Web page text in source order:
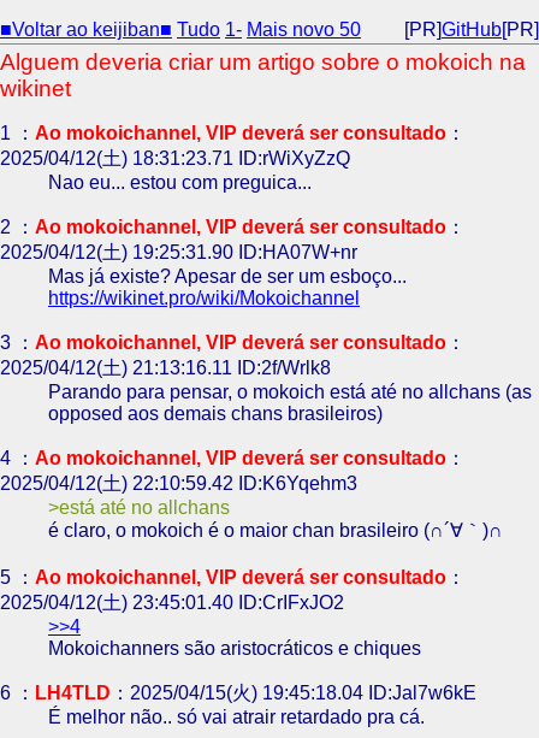
■Voltar ao keijiban■ Tudo 1- Mais novo 50 [PR]GitHub[PR]
Alguem deveria criar um artigo sobre o mokoich na
wikinet
1 ： Ao mokoichannel, VIP deverá ser consultado ：
2025/04/12(土) 18:31:23.71 ID:rWiXyZzQ
Nao eu... estou com preguica...
2 ： Ao mokoichannel, VIP deverá ser consultado ：
2025/04/12(土) 19:25:31.90 ID:HA07W+nr
Mas já existe? Apesar de ser um esboço...
https://wikinet.pro/wiki/Mokoichannel
3 ： Ao mokoichannel, VIP deverá ser consultado ：
2025/04/12(土) 21:13:16.11 ID:2f/Wrlk8
Parando para pensar, o mokoich está até no allchans (as
opposed aos demais chans brasileiros)
4 ： Ao mokoichannel, VIP deverá ser consultado ：
2025/04/12(土) 22:10:59.42 ID:K6Yqehm3
está até no allchans
é claro, o mokoich é o maior chan brasileiro (∩´∀｀)∩
5 ： Ao mokoichannel, VIP deverá ser consultado ：
2025/04/12(土) 23:45:01.40 ID:CrIFxJO2
>>4
Mokoichanners são aristocráticos e chiques
6 ： LH4TLD ：2025/04/15(火) 19:45:18.04 ID:Jal7w6kE
É melhor não.. só vai atrair retardado pra cá.